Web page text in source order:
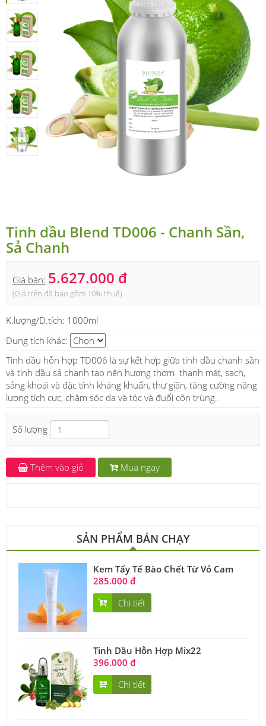
Tinh dầu Blend TD006 - Chanh Sần,
Sả Chanh
Giá bán: 5.627.000 đ
(Giá trên đã bao gồm 10% thuế)
K.lượng/D.tích: 1000ml
Dung tích khác:
Tinh dầu hỗn hợp TD006 là sự kết hợp giữa tinh dầu chanh sần
và tinh dầu sả chanh tạo nên hương thơm thanh mát, sạch,
sảng khoái và đặc tính kháng khuẩn, thư giãn, tăng cường năng
lượng tích cực, chăm sóc da và tóc và đuổi côn trùng.
Số lượng
Thêm vào giỏ Mua ngay
SẢN PHẨM BÁN CHẠY
Kem Tẩy Tế Bào Chết Từ Vỏ Cam
285.000 đ
Chi tiết
Tinh Dầu Hỗn Hợp Mix22
396.000 đ
Chi tiết